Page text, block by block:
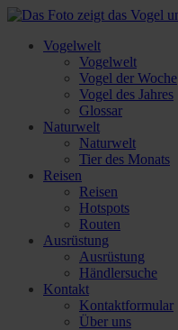
Vogelwelt
Vogelwelt
Vogel der Woche
Vogel des Jahres
Glossar
Naturwelt
Naturwelt
Tier des Monats
Reisen
Reisen
Hotspots
Routen
Ausrüstung
Ausrüstung
Händlersuche
Kontakt
Kontaktformular
Über uns